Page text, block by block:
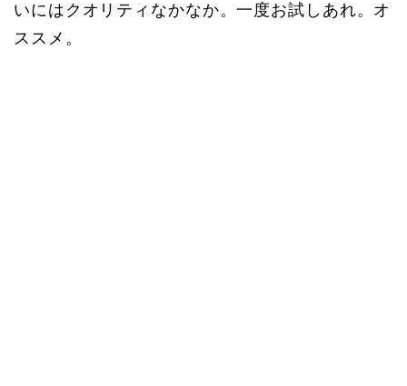
いにはクオリティなかなか。一度お試しあれ。オ
ススメ。